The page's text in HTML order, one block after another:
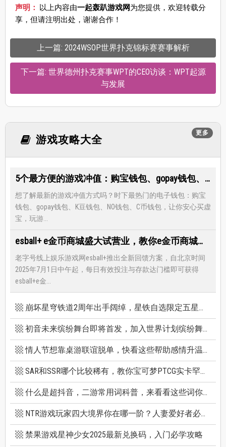
声明： 以上内容由一起轰趴游戏网为您提供，欢迎转载分
享，但请注明出处，谢谢合作！
上一篇: 2024WSOP世界扑克锦标赛赛事解析
下一篇: 世界德州扑克赛事WPT的CEO访谈：WPT起源
与发展
更多
游戏攻略大全
5个最方便的游戏冲值：购宝钱包、gopay钱包、K豆钱包、NO钱包、C币钱包
想了解最新的游戏冲值方式吗？时下最热门的电子钱包：购宝
钱包、gopay钱包、K豆钱包、NO钱包、C币钱包，让你安心买虚
宝，玩游...
esball+ e金币商城盛大试营业，教你e金币商城怎么兑换最优惠
老字号线上娱乐游戏网esball+推出全新回馈方案，自北京时间
2025年7月1日中午起，每日有效投注与存款达门槛即可获得
esball+e金...
崩坏星穹铁道2周年出手阔绰，星铁自选限定五星竟有超保值人权角，新卡池机制一篇看懂
初音未来缤纷舞台即将首发，加入世界计划缤纷舞台前你必须知道的八件事
情人节想靠桌游联谊脱单，快看这些帮助感情升温的桌游技巧
SAR和SSR哪个比较稀有，教你宝可梦PTCG实卡罕贵度怎么看
什么是超抖音，二游常用词科普，来看看这些词你看得懂多少个
NTR游戏玩家四大境界你在哪一阶？人妻爱好者必看三款精选NTR游戏推荐
禁果游戏星神少女2025最新兑换码，入门必学攻略